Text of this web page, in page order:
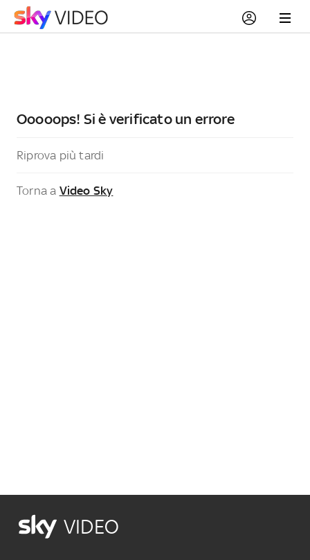
Ooooops! Si è verificato un errore
Riprova più tardi
Torna a Video Sky
VIDEO